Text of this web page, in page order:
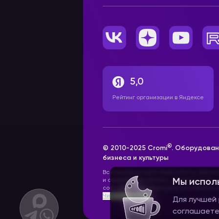
Мы
Для лучшей
5,0
Рейтинг организации в Яндексе
© 2010-2025 Cromi®.
бизнеса и культуры
Все ресурсы сайта www.cromi.ru,
и оформление страниц, товарные
собственность, защищены российским
Читать далее >>